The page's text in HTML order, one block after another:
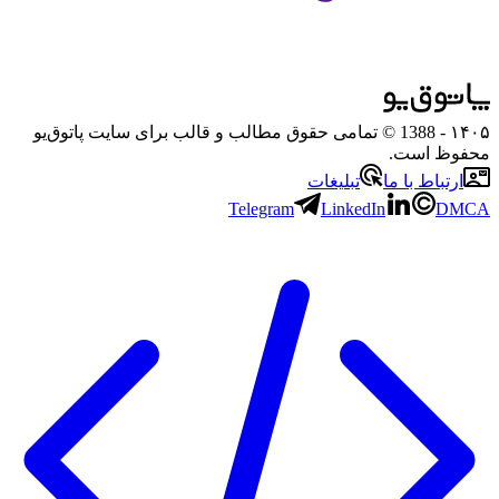
۱۴۰۵
- 1388 © تمامی حقوق مطالب و قالب برای سایت پاتوق‌یو
محفوظ است.
ارتباط با ما
تبلیغات
Telegram
LinkedIn DMCA